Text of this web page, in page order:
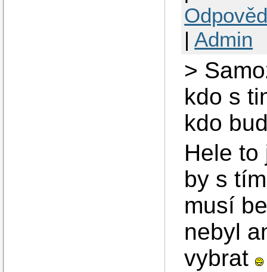
|Admin
>
kdo s
kdo
Hele to
by s
musí
nebyl
vybrat